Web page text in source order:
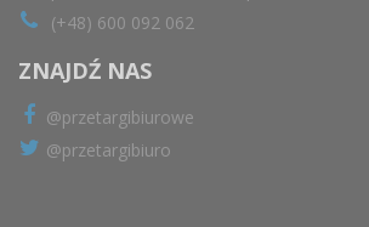
(+48) 600 092 062
ZNAJDŹ NAS
@przetargibiurowe
@przetargibiuro